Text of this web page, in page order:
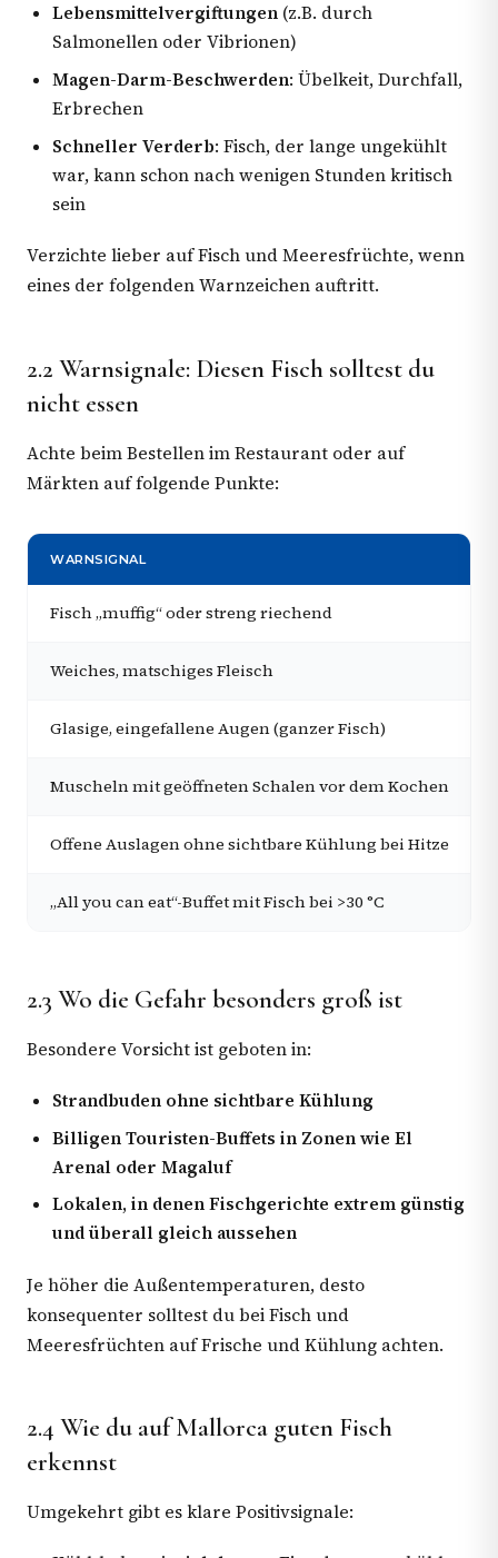
Lebensmittelvergiftungen (z.B. durch
Salmonellen oder Vibrionen)
Magen-Darm-Beschwerden: Übelkeit, Durchfall,
Erbrechen
Schneller Verderb: Fisch, der lange ungekühlt
war, kann schon nach wenigen Stunden kritisch
sein
Verzichte lieber auf Fisch und Meeresfrüchte, wenn
eines der folgenden Warnzeichen auftritt.
2.2 Warnsignale: Diesen Fisch solltest du
nicht essen
Achte beim Bestellen im Restaurant oder auf
Märkten auf folgende Punkte:
WARNSIGNAL
Fisch „muffig“ oder streng riechend
Weiches, matschiges Fleisch
Glasige, eingefallene Augen (ganzer Fisch)
Muscheln mit geöffneten Schalen vor dem Kochen
Offene Auslagen ohne sichtbare Kühlung bei Hitze
„All you can eat“-Buffet mit Fisch bei >30 °C
2.3 Wo die Gefahr besonders groß ist
Besondere Vorsicht ist geboten in:
Strandbuden ohne sichtbare Kühlung
Billigen Touristen-Buffets in Zonen wie El
Arenal oder Magaluf
Lokalen, in denen Fischgerichte extrem günstig
und überall gleich aussehen
Je höher die Außentemperaturen, desto
konsequenter solltest du bei Fisch und
Meeresfrüchten auf Frische und Kühlung achten.
2.4 Wie du auf Mallorca guten Fisch
erkennst
Umgekehrt gibt es klare Positivsignale: